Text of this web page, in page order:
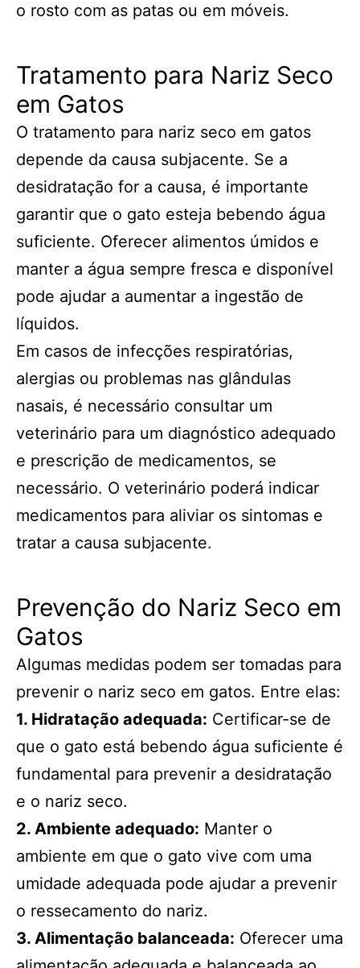
o rosto com as patas ou em móveis.
Tratamento para Nariz Seco
em Gatos
O tratamento para nariz seco em gatos
depende da causa subjacente. Se a
desidratação for a causa, é importante
garantir que o gato esteja bebendo água
suficiente. Oferecer alimentos úmidos e
manter a água sempre fresca e disponível
pode ajudar a aumentar a ingestão de
líquidos.
Em casos de infecções respiratórias,
alergias ou problemas nas glândulas
nasais, é necessário consultar um
veterinário para um diagnóstico adequado
e prescrição de medicamentos, se
necessário. O veterinário poderá indicar
medicamentos para aliviar os sintomas e
tratar a causa subjacente.
Prevenção do Nariz Seco em
Gatos
Algumas medidas podem ser tomadas para
prevenir o nariz seco em gatos. Entre elas:
1. Hidratação adequada: Certificar-se de
que o gato está bebendo água suficiente é
fundamental para prevenir a desidratação
e o nariz seco.
2. Ambiente adequado: Manter o
ambiente em que o gato vive com uma
umidade adequada pode ajudar a prevenir
o ressecamento do nariz.
3. Alimentação balanceada: Oferecer uma